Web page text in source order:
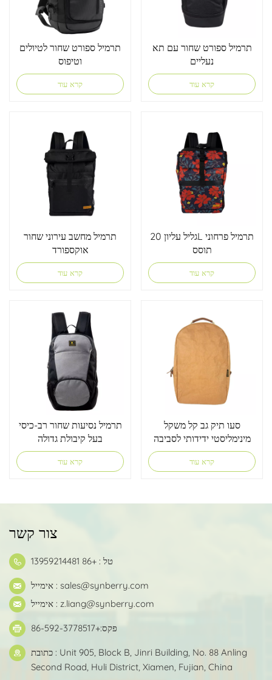
תרמיל ספורט שחור לטיולים
וטיפוס
קרא עוד
תרמיל ספורט שחור עם תא
נעליים
קרא עוד
תרמיל מחשב עירוני שחור
אוקספורד
קרא עוד
גליל עליון 20L תרמיל פרחוני
תוסס
קרא עוד
תרמיל נסיעות שחור רב-כיסי
בעל קיבולת גדולה
קרא עוד
סעו תיק גב קל משקל
מינימליסטי ידידותי לסביבה
קרא עוד
צור קשר
טל : +86 13959214481
אימייל : sales@synberry.com
אימייל : z.liang@synberry.com
פקס:+86-592-3778517
כתובת : Unit 905, Block B, Jinri Building, No. 88 Anling
Second Road, Huli District, Xiamen, Fujian, China